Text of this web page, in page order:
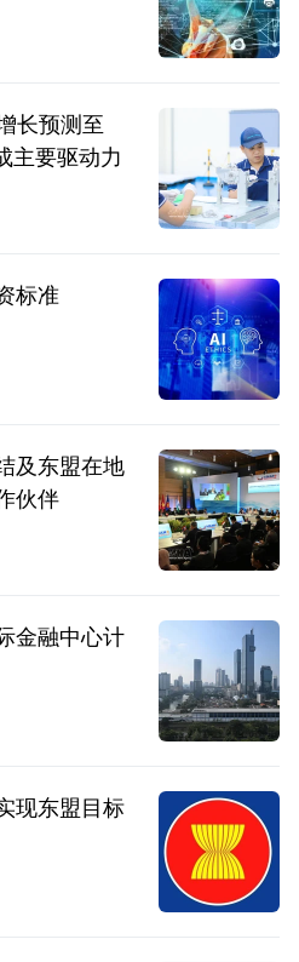
长预测至
主要驱动力
标准
及东盟在地
伙伴
金融中心计
现东盟目标